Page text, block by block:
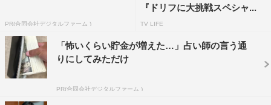
PR(合同会社デジタルファーム )
『ドリフに大挑戦スペシャ...
TV LIFE
「怖いくらい貯金が増えた…」占い師の言う通
りにしてみただけ
PR(合同会社デジタルファーム )